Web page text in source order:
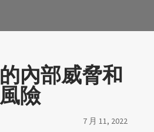
內部威脅和
險
7 月 11, 2022